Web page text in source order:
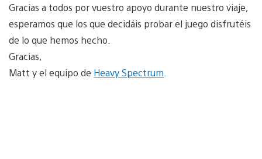
Gracias a todos por vuestro apoyo durante nuestro viaje,
esperamos que los que decidáis probar el juego disfrutéis
de lo que hemos hecho.
Gracias,
Matt y el equipo de Heavy Spectrum